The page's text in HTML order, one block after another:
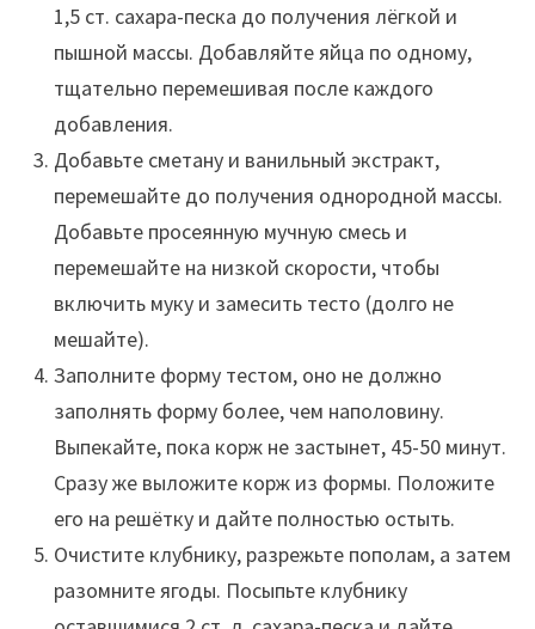
1,5 ст. сахара-песка до получения лёгкой и
пышной массы. Добавляйте яйца по одному,
тщательно перемешивая после каждого
добавления.
Добавьте сметану и ванильный экстракт,
перемешайте до получения однородной массы.
Добавьте просеянную мучную смесь и
перемешайте на низкой скорости, чтобы
включить муку и замесить тесто (долго не
мешайте).
Заполните форму тестом, оно не должно
заполнять форму более, чем наполовину.
Выпекайте, пока корж не застынет, 45-50 минут.
Сразу же выложите корж из формы. Положите
его на решётку и дайте полностью остыть.
Очистите клубнику, разрежьте пополам, а затем
разомните ягоды. Посыпьте клубнику